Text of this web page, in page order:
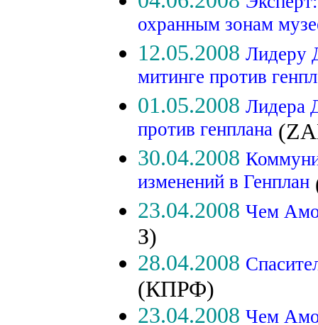
охранным зонам
12.05.2008 Лидеру
митинге против
01.05.2008 Лидера
против генплана
30.04.2008
изменений в Генплан
23.04.2008 Чем
З)
28.04.2008
(КПРФ)
23.04.2008 Чем